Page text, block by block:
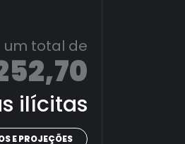
um total de
ilícitas
E PROJEÇÕES